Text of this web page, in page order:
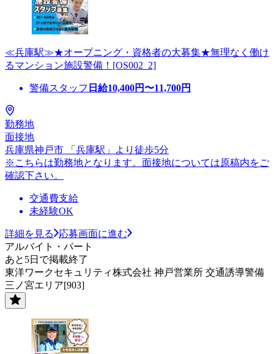
≪兵庫駅≫★オープニング・資格者の大募集★無理なく働け
るマンション施設警備！[OS002_2]
警備スタッフ 日給10,400円〜11,700円
勤務地
面接地
兵庫県神戸市 「兵庫駅」より徒歩5分
※こちらは勤務地となります。面接地については原稿内をご
確認下さい。
交通費支給
未経験OK
詳細を見る
応募画面に進む
アルバイト・パート
あと5日で掲載終了
東洋ワークセキュリティ株式会社 神戸営業所 交通誘導警備
三ノ宮エリア[903]